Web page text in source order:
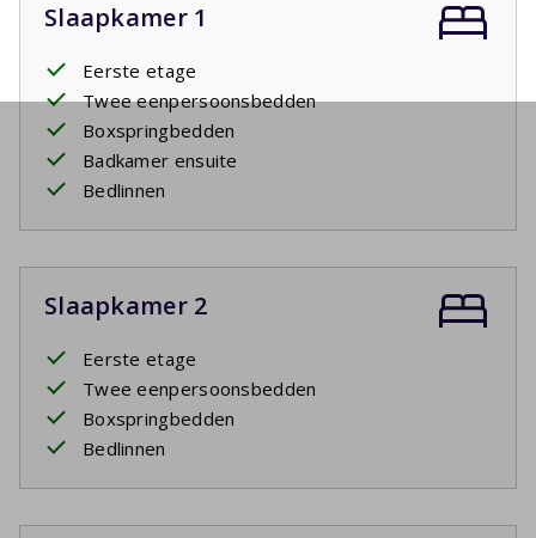
Slaapkamer 1
Eerste etage
Twee eenpersoonsbedden
Boxspringbedden
Badkamer ensuite
Bedlinnen
Slaapkamer 2
Eerste etage
Twee eenpersoonsbedden
Boxspringbedden
Bedlinnen